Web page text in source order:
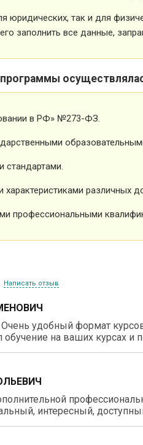
юридических, так и для
заполнить все данные,
в РФ» №273-ФЗ.
стандартами.
различных
профессиональными
Написать отзыв
удобный формат
на ваших курсах и
интересный,